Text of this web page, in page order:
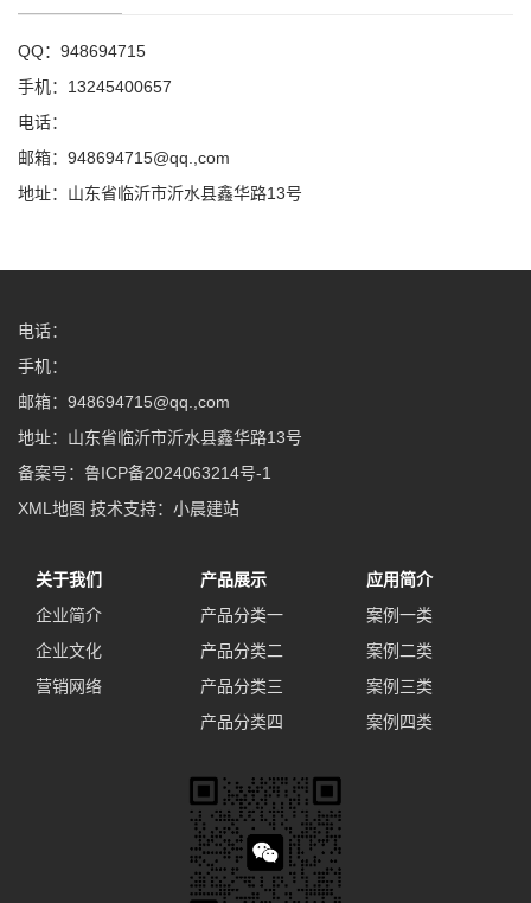
QQ：948694715
手机：13245400657
电话：
邮箱：948694715@qq.,com
地址：山东省临沂市沂水县鑫华路13号
电话：
手机：
邮箱：948694715@qq.,com
地址：山东省临沂市沂水县鑫华路13号
备案号： 鲁ICP备2024063214号-1
XML地图 技术支持： 小晨建站
关于我们
企业简介
企业文化
营销网络
产品展示
产品分类一
产品分类二
产品分类三
产品分类四
应用简介
案例一类
案例二类
案例三类
案例四类